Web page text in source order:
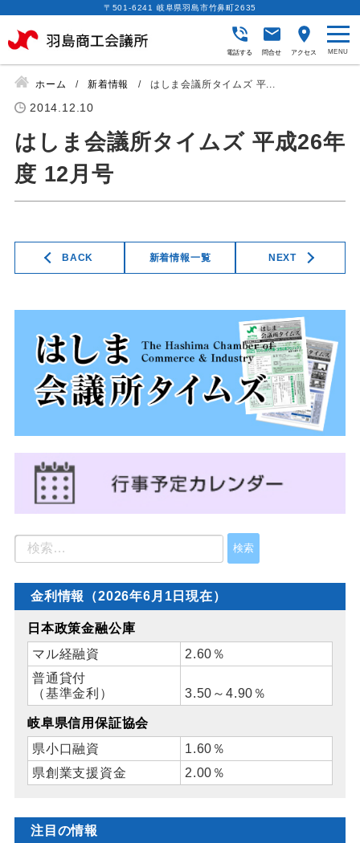
〒501-6241 岐阜県羽島市竹鼻町2635
電話する 問合せ アクセス
ホーム 新着情報 はしま会議所タイムズ 平...
2014.12.10
はしま会議所タイムズ 平成26年
度 12月号
BACK NEXT
新着情報一覧
金利情報（2026年6月1日現在）
日本政策金融公庫
マル経融資
2.60％
普通貸付
（基準金利）
3.50～4.90％
岐阜県信用保証協会
県小口融資
1.60％
県創業支援資金
2.00％
注目の情報